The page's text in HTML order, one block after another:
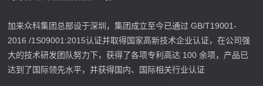
加来众科集团总部设于深圳，集团成立至今已通过 GB/T19001-
2016 /1S09001:2015认证并取得国家高新技术企业认证，在公司强
大的技术研发团队努力下，获得了各项专利高达 100 余项，产品已
达到了国际领先水平，并获得国内、国际相关行业认证